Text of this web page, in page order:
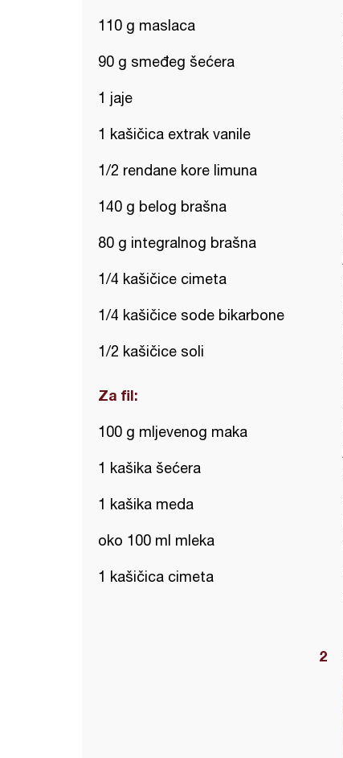
110 g maslaca
90 g smeđeg šećera
1 jaje
1 kašičica extrak vanile
1/2 rendane kore limuna
140 g belog brašna
80 g integralnog brašna
1/4 kašičice cimeta
1/4 kašičice sode bikarbone
1/2 kašičice soli
Za fil:
100 g mljevenog maka
1 kašika šećera
1 kašika meda
oko 100 ml mleka
1 kašičica cimeta